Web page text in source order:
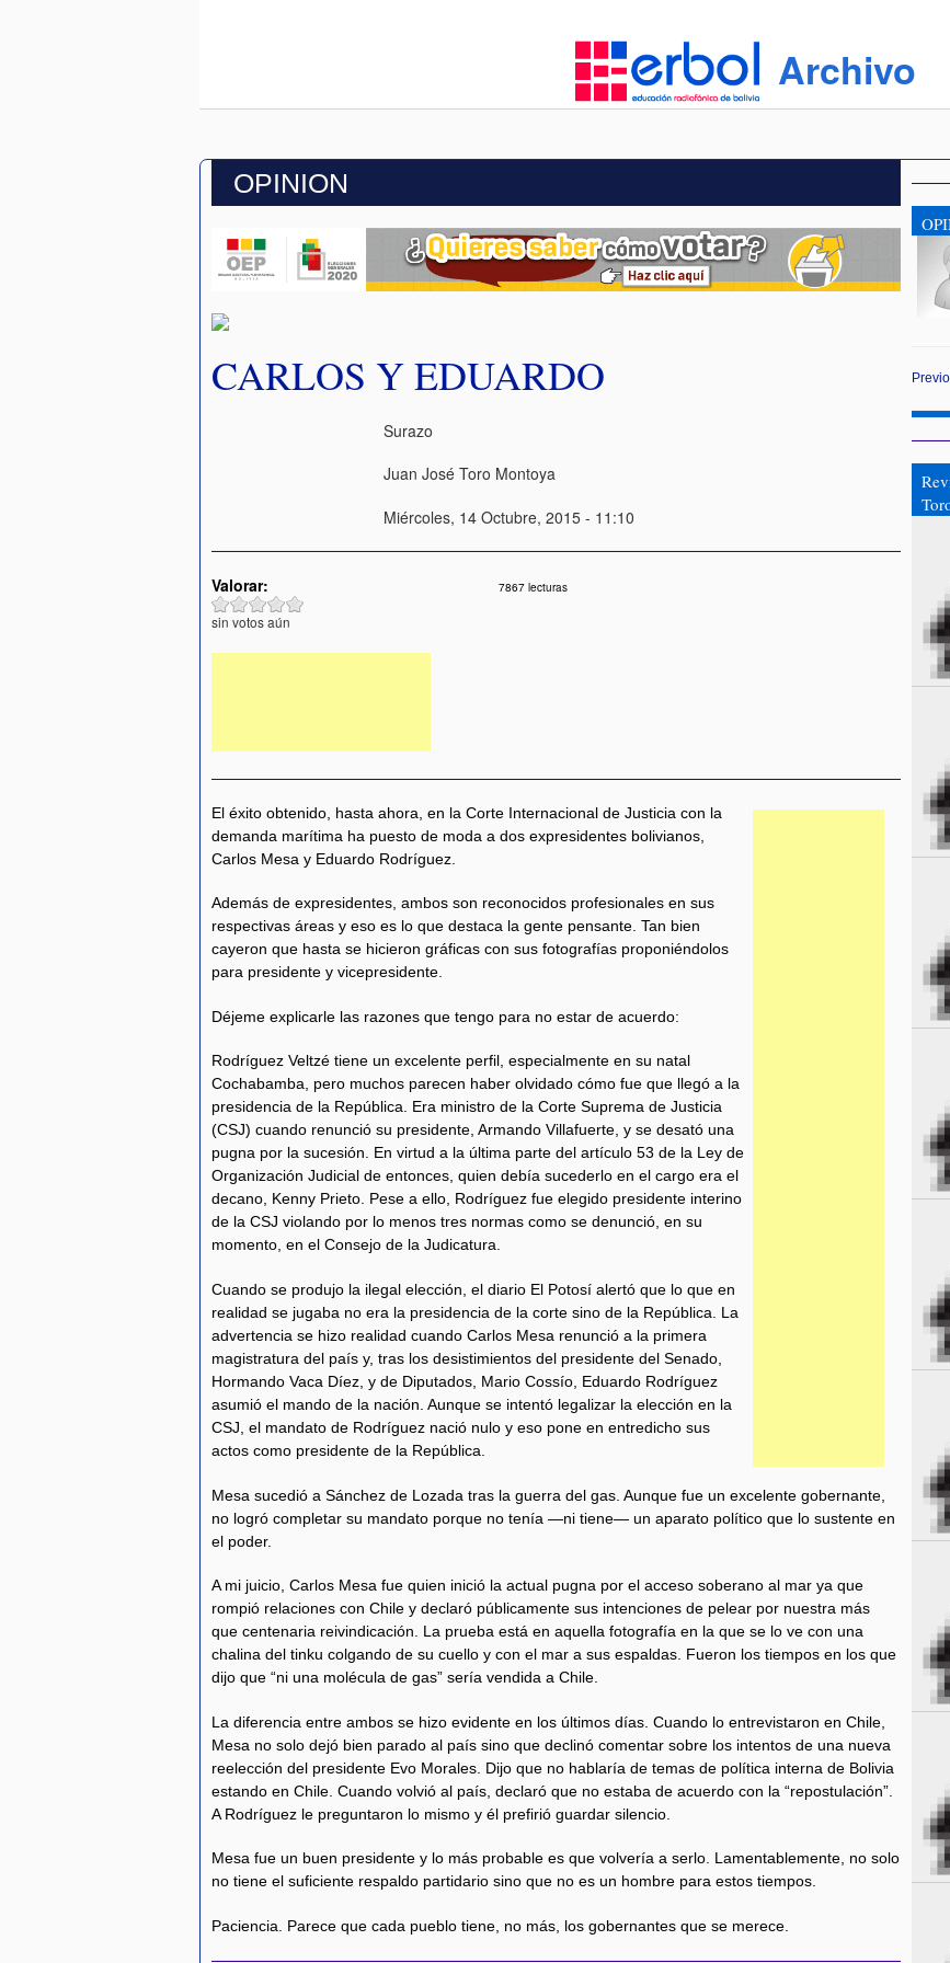
Archivo
OPINION
CARLOS Y EDUARDO
Surazo
Juan José Toro Montoya
Miércoles, 14 Octubre, 2015 - 11:10
Valorar:
sin votos aún
7867 lecturas
El éxito obtenido, hasta ahora, en la Corte Internacional de Justicia con la
demanda marítima ha puesto de moda a dos expresidentes bolivianos,
Carlos Mesa y Eduardo Rodríguez.
Además de expresidentes, ambos son reconocidos profesionales en sus
respectivas áreas y eso es lo que destaca la gente pensante. Tan bien
cayeron que hasta se hicieron gráficas con sus fotografías proponiéndolos
para presidente y vicepresidente.
Déjeme explicarle las razones que tengo para no estar de acuerdo:
Rodríguez Veltzé tiene un excelente perfil, especialmente en su natal
Cochabamba, pero muchos parecen haber olvidado cómo fue que llegó a la
presidencia de la República. Era ministro de la Corte Suprema de Justicia
(CSJ) cuando renunció su presidente, Armando Villafuerte, y se desató una
pugna por la sucesión. En virtud a la última parte del artículo 53 de la Ley de
Organización Judicial de entonces, quien debía sucederlo en el cargo era el
decano, Kenny Prieto. Pese a ello, Rodríguez fue elegido presidente interino
de la CSJ violando por lo menos tres normas como se denunció, en su
momento, en el Consejo de la Judicatura.
Cuando se produjo la ilegal elección, el diario El Potosí alertó que lo que en
realidad se jugaba no era la presidencia de la corte sino de la República. La
advertencia se hizo realidad cuando Carlos Mesa renunció a la primera
magistratura del país y, tras los desistimientos del presidente del Senado,
Hormando Vaca Díez, y de Diputados, Mario Cossío, Eduardo Rodríguez
asumió el mando de la nación. Aunque se intentó legalizar la elección en la
CSJ, el mandato de Rodríguez nació nulo y eso pone en entredicho sus
actos como presidente de la República.
Mesa sucedió a Sánchez de Lozada tras la guerra del gas. Aunque fue un excelente gobernante,
no logró completar su mandato porque no tenía —ni tiene— un aparato político que lo sustente en
el poder.
A mi juicio, Carlos Mesa fue quien inició la actual pugna por el acceso soberano al mar ya que
rompió relaciones con Chile y declaró públicamente sus intenciones de pelear por nuestra más
que centenaria reivindicación. La prueba está en aquella fotografía en la que se lo ve con una
chalina del tinku colgando de su cuello y con el mar a sus espaldas. Fueron los tiempos en los que
dijo que “ni una molécula de gas” sería vendida a Chile.
La diferencia entre ambos se hizo evidente en los últimos días. Cuando lo entrevistaron en Chile,
Mesa no solo dejó bien parado al país sino que declinó comentar sobre los intentos de una nueva
reelección del presidente Evo Morales. Dijo que no hablaría de temas de política interna de Bolivia
estando en Chile. Cuando volvió al país, declaró que no estaba de acuerdo con la “repostulación”.
A Rodríguez le preguntaron lo mismo y él prefirió guardar silencio.
Mesa fue un buen presidente y lo más probable es que volvería a serlo. Lamentablemente, no solo
no tiene el suficiente respaldo partidario sino que no es un hombre para estos tiempos.
Paciencia. Parece que cada pueblo tiene, no más, los gobernantes que se merece.